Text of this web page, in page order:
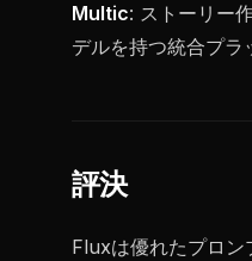
Multic: ストーリー
デルを持つ統合プラ
評決
Fluxは優れたプロン